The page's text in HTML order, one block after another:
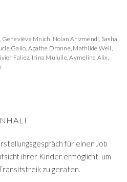
, Geneviève Mnich, Nolan Arizmendi, Sasha
Gallo, Agathe Dronne, Mathilde Weil,
Faliez, Irina Muluile,Aymeline Alix,
für einen Job
ihrer Kinder ermöglicht, um
zu geraten.